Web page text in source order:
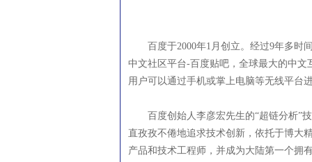
百度于2000年1月创立。经过9年多时间
中文社区平台-百度贴吧，全球最大的中
用户可以通过手机或掌上电脑等无线平台
百度创始人李彦宏先生的“超链分析”技
直孜孜不倦地追求技术创新，依托于博大
产品和技术工程师，并成为大陆第一个拥